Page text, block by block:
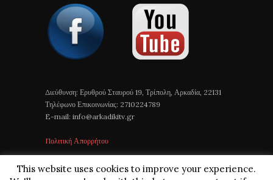
Διεύθυνση: Ερυθρού Σταυρού 19, Τρίπολη, Αρκαδία, 22131
Τηλέφωνο Επικοινωνίας: 2710224789
E-mail: info@arkadikitv.gr
Πολιτική Απορρήτου
This website uses cookies to improve your experience.